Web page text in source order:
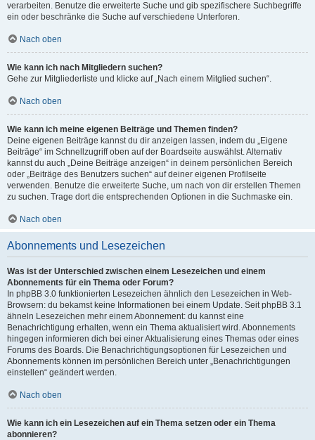
verarbeiten. Benutze die erweiterte Suche und gib spezifischere Suchbegriffe
ein oder beschränke die Suche auf verschiedene Unterforen.
Nach oben
Wie kann ich nach Mitgliedern suchen?
Gehe zur Mitgliederliste und klicke auf „Nach einem Mitglied suchen“.
Nach oben
Wie kann ich meine eigenen Beiträge und Themen finden?
Deine eigenen Beiträge kannst du dir anzeigen lassen, indem du „Eigene
Beiträge“ im Schnellzugriff oben auf der Boardseite auswählst. Alternativ
kannst du auch „Deine Beiträge anzeigen“ in deinem persönlichen Bereich
oder „Beiträge des Benutzers suchen“ auf deiner eigenen Profilseite
verwenden. Benutze die erweiterte Suche, um nach von dir erstellen Themen
zu suchen. Trage dort die entsprechenden Optionen in die Suchmaske ein.
Nach oben
Abonnements und Lesezeichen
Was ist der Unterschied zwischen einem Lesezeichen und einem
Abonnements für ein Thema oder Forum?
In phpBB 3.0 funktionierten Lesezeichen ähnlich den Lesezeichen in Web-
Browsern: du bekamst keine Informationen bei einem Update. Seit phpBB 3.1
ähneln Lesezeichen mehr einem Abonnement: du kannst eine
Benachrichtigung erhalten, wenn ein Thema aktualisiert wird. Abonnements
hingegen informieren dich bei einer Aktualisierung eines Themas oder eines
Forums des Boards. Die Benachrichtigungsoptionen für Lesezeichen und
Abonnements können im persönlichen Bereich unter „Benachrichtigungen
einstellen“ geändert werden.
Nach oben
Wie kann ich ein Lesezeichen auf ein Thema setzen oder ein Thema
abonnieren?